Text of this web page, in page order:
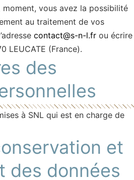
moment, vous avez la possibilité
au traitement de vos
contact@s-n-l.fr ou écrire
LEUCATE (France).
des
à SNL qui est en charge de
et
des données